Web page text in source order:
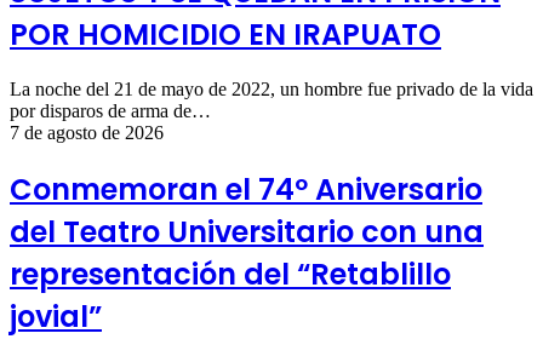
POR HOMICIDIO EN IRAPUATO
La noche del 21 de mayo de 2022, un hombre fue privado de la vida
por disparos de arma de…
7 de agosto de 2026
Conmemoran el 74º Aniversario
del Teatro Universitario con una
representación del “Retablillo
jovial”